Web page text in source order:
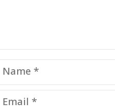
Name
Email